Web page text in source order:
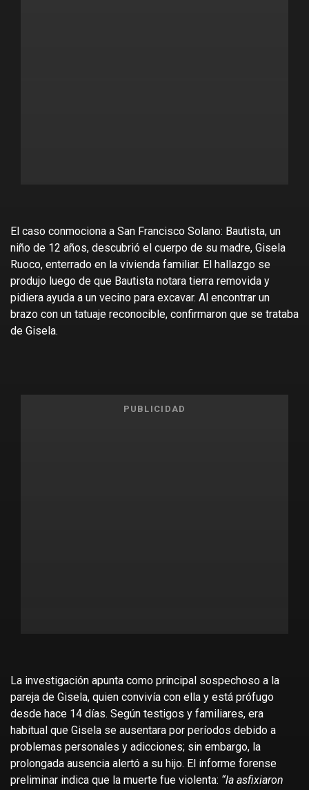
El caso conmociona a San Francisco Solano: Bautista, un
niño de 12 años, descubrió el cuerpo de su madre, Gisela
Ruoco, enterrado en la vivienda familiar. El hallazgo se
produjo luego de que Bautista notara tierra removida y
pidiera ayuda a un vecino para excavar. Al encontrar un
brazo con un tatuaje reconocible, confirmaron que se trataba
de Gisela.
PUBLICIDAD
La investigación apunta como principal sospechoso a la
pareja de Gisela, quien convivía con ella y está prófugo
desde hace 14 días. Según testigos y familiares, era
habitual que Gisela se ausentara por períodos debido a
problemas personales y adicciones; sin embargo, la
prolongada ausencia alertó a su hijo. El informe forense
preliminar indica que la muerte fue violenta: “la asfixiaron